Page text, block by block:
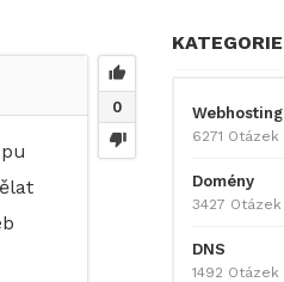
0
KATEGORIE
Webhosting
6271 Otázek
Domény
3427 Otázek
DNS
1492 Otázek